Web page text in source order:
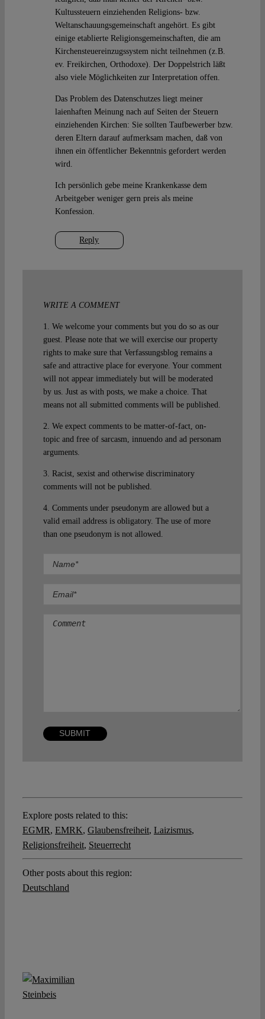
Reply
Kultussteuern einziehenden Religions- bzw.
Weltanschauungsgemeinschaft angehört. Es gibt
einige etablierte Religionsgemeinschaften, die am
Kirchensteuereinzugssystem nicht teilnehmen (z.B.
ev. Freikirchen, Orthodoxe). Der Doppelstrich läßt
also viele Möglichkeiten zur Interpretation offen.
Das Problem des Datenschutzes liegt meiner
laienhaften Meinung nach auf Seiten der Steuern
einziehenden Kirchen: Sie sollten Taufbewerber bzw.
deren Eltern darauf aufmerksam machen, daß von
ihnen ein öffentlicher Bekenntnis gefordert werden
wird.
Ich persönlich gebe meine Krankenkasse dem
Arbeitgeber weniger gern preis als meine
Konfession.
WRITE A COMMENT
1. We welcome your comments but you do so as our
guest. Please note that we will exercise our property
rights to make sure that Verfassungsblog remains a
safe and attractive place for everyone. Your comment
will not appear immediately but will be moderated
by us. Just as with posts, we make a choice. That
means not all submitted comments will be published.
2. We expect comments to be matter-of-fact, on-
topic and free of sarcasm, innuendo and ad personam
arguments.
3. Racist, sexist and otherwise discriminatory
comments will not be published.
4. Comments under pseudonym are allowed but a
valid email address is obligatory. The use of more
than one pseudonym is not allowed.
Explore posts related to this:
EGMR, EMRK, Glaubensfreiheit, Laizismus,
Religionsfreiheit, Steuerrecht
Other posts about this region:
Deutschland